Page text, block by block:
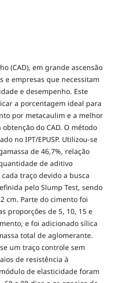
(CAD), em grande ascensão
e empresas que necessitam
e desempenho. Este
a porcentagem ideal para
por metacaulim e a melhor
do CAD. O método
no IPT/EPUSP. Utilizou-se
de 46,7%, relação
de aditivo
traço devido a busca
pelo Slump Test, sendo
cm. Parte do cimento foi
proporções de 5, 10, 15 e
e foi adicionado sílica
total de aglomerante.
um traço controle sem
de resistência à
de elasticidade foram